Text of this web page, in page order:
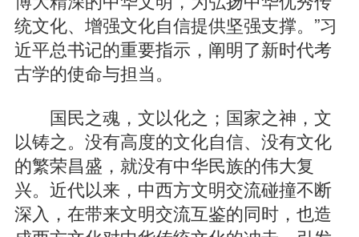
统文化、增强文化自信提供坚强支撑。”习
近平总书记的重要指示，阐明了新时代考
古学的使命与担当。
国民之魂，文以化之；国家之神，文
以铸之。没有高度的文化自信、没有文化
的繁荣昌盛，就没有中华民族的伟大复
兴。近代以来，中西方文明交流碰撞不断
深入，在带来文明交流互鉴的同时，也造